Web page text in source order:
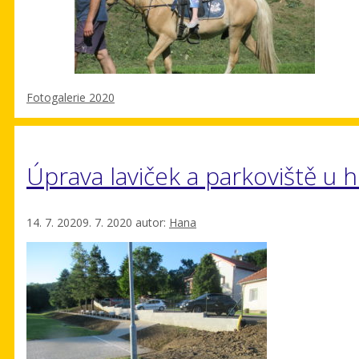
Rubriky
Fotogalerie 2020
Úprava laviček a parkoviště u
14. 7. 20209. 7. 2020 autor: Hana